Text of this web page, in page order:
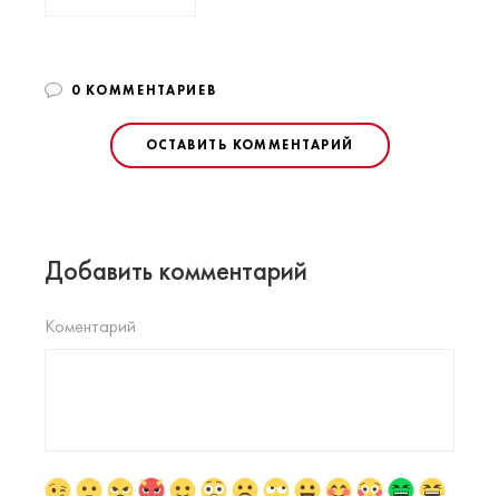
0 КОММЕНТАРИЕВ
ОСТАВИТЬ КОММЕНТАРИЙ
Добавить комментарий
Коментарий